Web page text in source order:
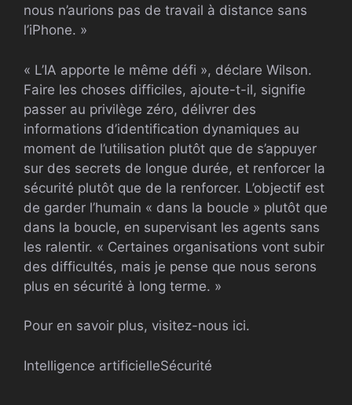
nous n’aurions pas de travail à distance sans
l’iPhone. »
« L’IA apporte le même défi », déclare Wilson.
Faire les choses difficiles, ajoute-t-il, signifie
passer au privilège zéro, délivrer des
informations d’identification dynamiques au
moment de l’utilisation plutôt que de s’appuyer
sur des secrets de longue durée, et renforcer la
sécurité plutôt que de la renforcer. L’objectif est
de garder l’humain « dans la boucle » plutôt que
dans la boucle, en supervisant les agents sans
les ralentir. « Certaines organisations vont subir
des difficultés, mais je pense que nous serons
plus en sécurité à long terme. »
Pour en savoir plus, visitez-nous ici.
Intelligence artificielleSécurité